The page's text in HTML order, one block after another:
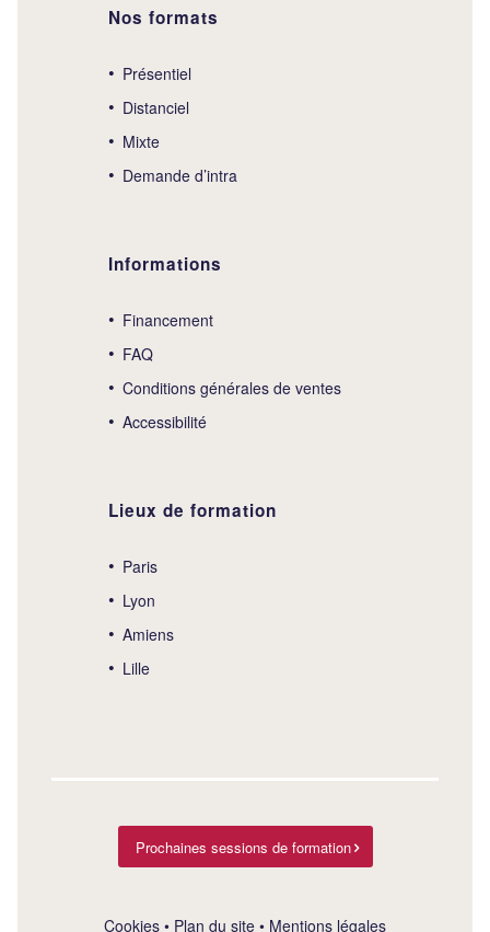
Nos formats
Présentiel
Distanciel
Mixte
Demande d’intra
Informations
Financement
FAQ
Conditions générales de ventes
Accessibilité
Lieux de formation
Paris
Lyon
Amiens
Lille
Prochaines sessions de formation
Cookies • Plan du site • Mentions légales